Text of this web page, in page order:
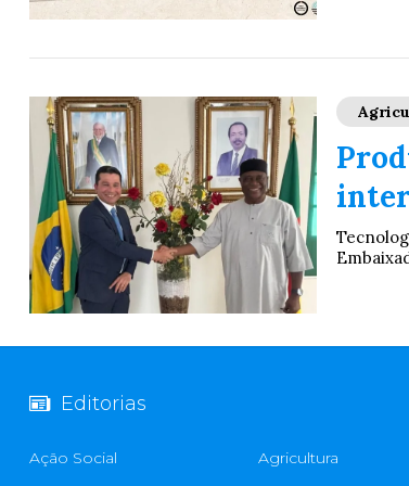
Editorias
Ação Social Agricultura